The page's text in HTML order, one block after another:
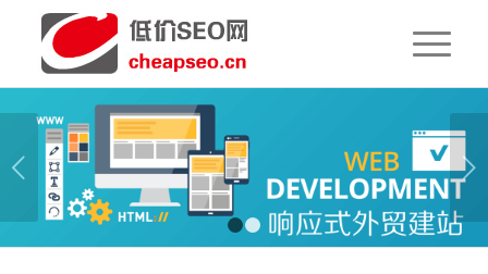
下一页
1 2